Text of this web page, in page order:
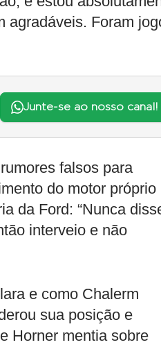
agradáveis. Foram
Junte-se ao nosso canal!
falsos para
do motor próprio
da Ford: “Nunca
interveio e não
e como Chalerm
sua posição e
Horner mentia sobre